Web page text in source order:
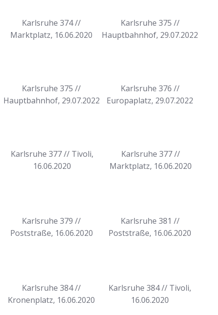
Karlsruhe 374 //
Marktplatz, 16.06.2020
Karlsruhe 375 //
Hauptbahnhof, 29.07.2022
Karlsruhe 375 //
Hauptbahnhof, 29.07.2022
Karlsruhe 376 //
Europaplatz, 29.07.2022
Karlsruhe 377 // Tivoli,
16.06.2020
Karlsruhe 377 //
Marktplatz, 16.06.2020
Karlsruhe 379 //
Poststraße, 16.06.2020
Karlsruhe 381 //
Poststraße, 16.06.2020
Karlsruhe 384 //
Kronenplatz, 16.06.2020
Karlsruhe 384 // Tivoli,
16.06.2020